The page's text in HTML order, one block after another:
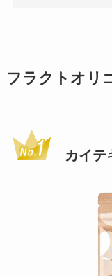
フラクトオリ
カイテ